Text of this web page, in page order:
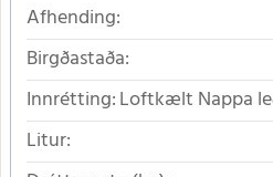
Afhending:
Birgðastaða:
Innrétting:Loftkælt Nappa
Litur: